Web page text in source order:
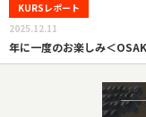
KURSレポート
2025.12.11
年に一度のお楽しみ＜